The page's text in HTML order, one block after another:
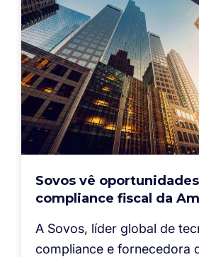
Sovos vê
compliance fiscal da
A Sovos, líder global de
compliance e fornecedora